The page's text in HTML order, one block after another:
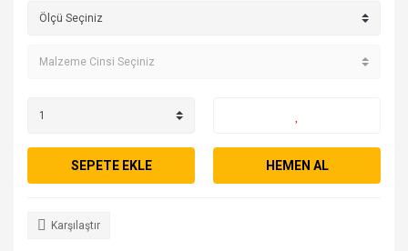
SEPETE EKLE HEMEN AL
Karşılaştır